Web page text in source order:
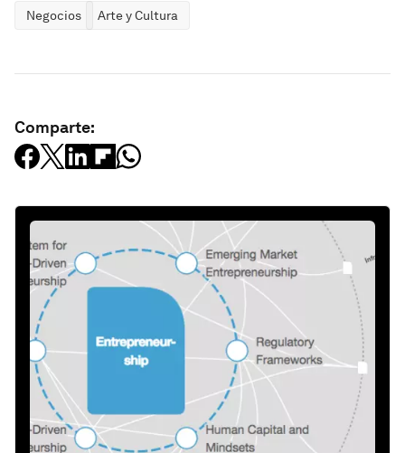
Negocios Arte y Cultura
Comparte: